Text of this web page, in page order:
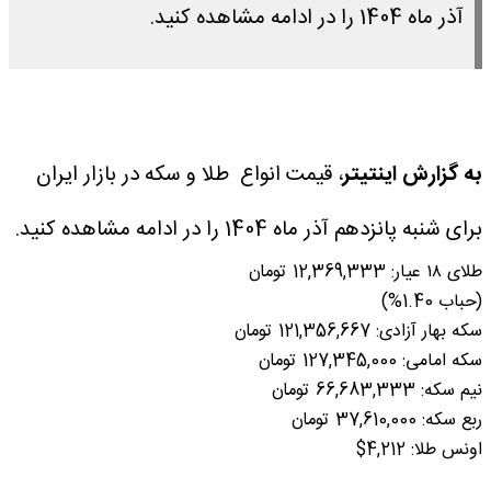
آذر ماه 1404 را در ادامه مشاهده کنید.
به گزارش اینتیتر، قیمت انواع طلا و سکه در بازار ایران
برای شنبه پانزدهم آذر ماه 1404 را در ادامه مشاهده کنید.
طلای ۱۸ عیار: 12,369,333 تومان
(حباب 1.40%)
سکه بهار آزادی: 121,356,667 تومان
سکه امامی: 127,345,000 تومان
نیم سکه: 66,683,333 تومان
ربع سکه: 37,610,000 تومان
اونس طلا: 4,212$